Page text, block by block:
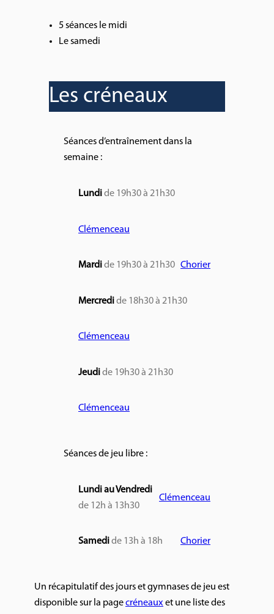
5 séances le midi
Le samedi
Les créneaux
Séances d’entraînement dans la
semaine :
Lundide 19h30 à 21h30
Clémenceau
Mardide 19h30 à 21h30 Chorier
Mercredide 18h30 à 21h30
Clémenceau
Jeudide 19h30 à 21h30
Clémenceau
Séances de jeu libre :
Lundi au Vendredi
de 12h à 13h30
Clémenceau
Samedide 13h à 18h Chorier
Un récapitulatif des jours et gymnases de jeu est
disponible sur la pagecréneaux et une liste des